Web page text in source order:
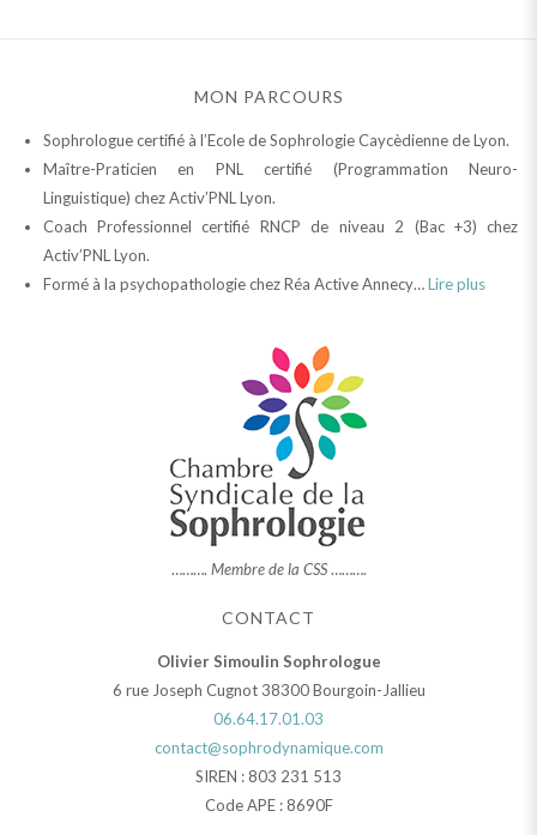
MON PARCOURS
Sophrologue certifié à l’Ecole de Sophrologie Caycèdienne de Lyon.
Maître-Praticien en PNL certifié (Programmation Neuro-
Linguistique) chez Activ’PNL Lyon.
Coach Professionnel certifié RNCP de niveau 2 (Bac +3) chez
Activ’PNL Lyon.
Formé à la psychopathologie chez Réa Active Annecy…Lire plus
………. Membre de la CSS……….
CONTACT
Olivier Simoulin Sophrologue
6 rue Joseph Cugnot 38300 Bourgoin-Jallieu
06.64.17.01.03
contact@sophrodynamique.com
SIREN : 803 231 513
Code APE : 8690F